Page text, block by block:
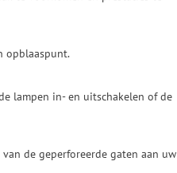
opblaaspunt.
lampen in- en uitschakelen of de
de geperforeerde gaten aan uw